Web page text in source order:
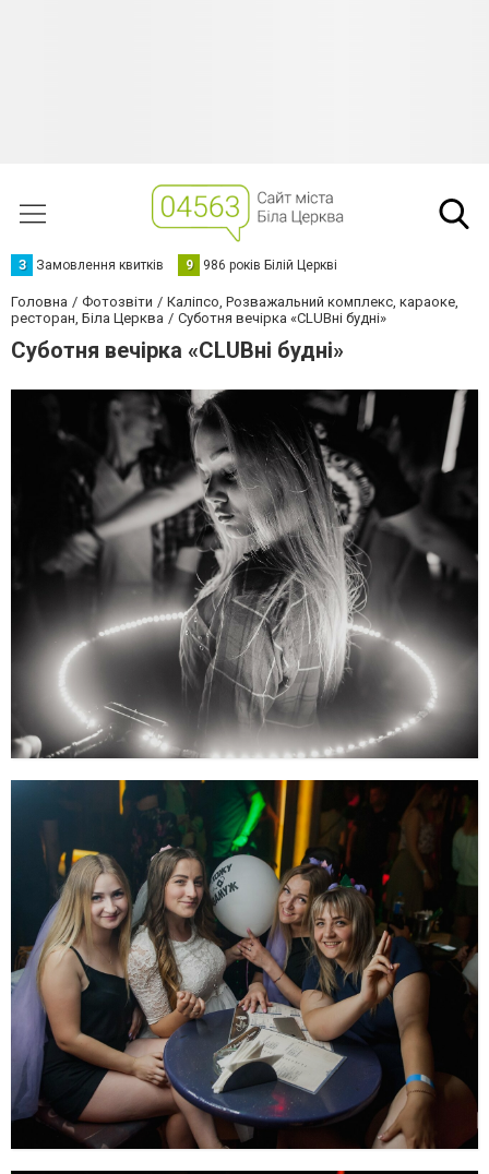
З Замовлення квитків 9 986 років Білій Церкві
Головна Фотозвіти
Каліпсо, Розважальний комплекс, караоке,
ресторан, Біла Церква
Суботня вечірка «CLUBні будні»
Суботня вечірка «CLUBні будні»